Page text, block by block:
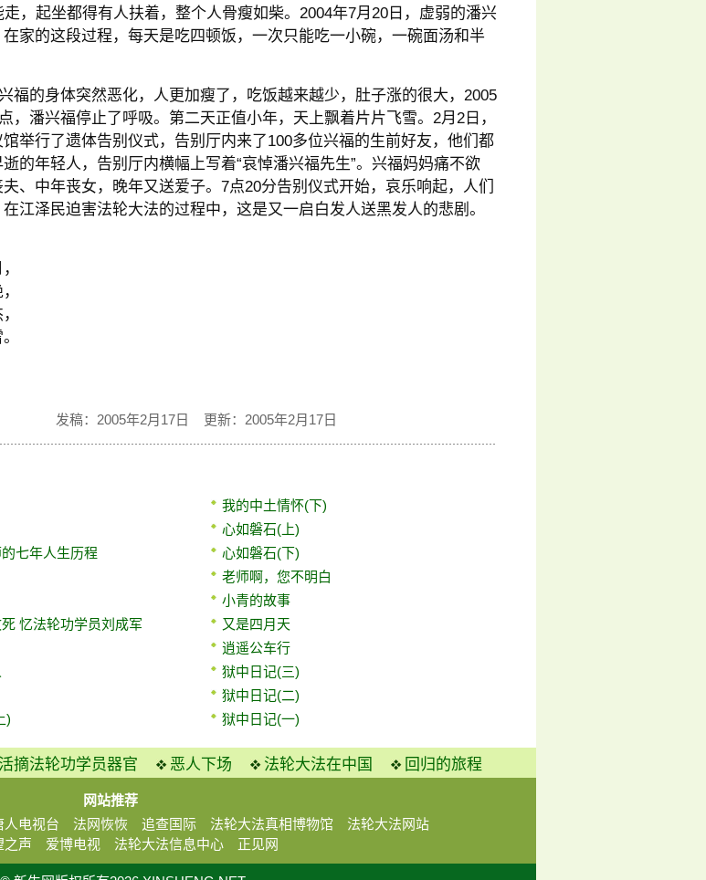
走，起坐都得有人扶着，整个人骨瘦如柴。2004年7月20日，虚弱的潘兴
家的这段过程，每天是吃四顿饭，一次只能吃一小碗，一碗面汤和半
福的身体突然恶化，人更加瘦了，吃饭越来越少，肚子涨的很大，2005
，潘兴福停止了呼吸。第二天正值小年，天上飘着片片飞雪。2月2日，
举行了遗体告别仪式，告别厅内来了100多位兴福的生前好友，他们都
的年轻人，告别厅内横幅上写着“哀悼潘兴福先生”。兴福妈妈痛不欲
、中年丧女，晚年又送爱子。7点20分告别仪式开始，哀乐响起，人们
江泽民迫害法轮大法的过程中，这是又一启白发人送黑发人的悲剧。
发稿：2005年2月17日 更新：2005年2月17日
七年人生历程
忆法轮功学员刘成军
)
我的中土情怀(下)
心如磐石(上)
心如磐石(下)
老师啊，您不明白
小青的故事
又是四月天
逍遥公车行
狱中日记(三)
狱中日记(二)
狱中日记(一)
摘法轮功学员器官 恶人下场 法轮大法在中国 回归的旅程
网站推荐
人电视台 法网恢恢 追查国际 法轮大法真相博物馆
法轮大法网站
之声 爱博电视 法轮大法信息中心 正见网